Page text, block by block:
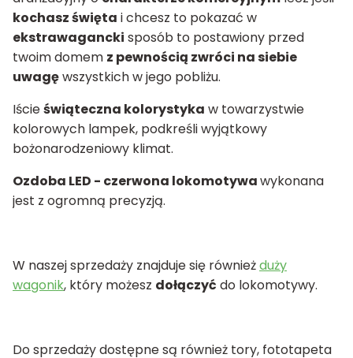
kochasz święta i chcesz to pokazać w
ekstrawagancki sposób to postawiony przed
twoim domem z pewnością zwróci na siebie
uwagęwszystkich w jego pobliżu.
Iścieświąteczna kolorystyka w towarzystwie
kolorowych lampek, podkreśli wyjątkowy
bożonarodzeniowy klimat.
Ozdoba LED - czerwona lokomotywawykonana
jest z ogromną precyzją.
W naszej sprzedaży znajduje się równieżduży
wagonik, który możesz dołączyć do lokomotywy.
Do sprzedaży dostępne są również tory, fototapeta